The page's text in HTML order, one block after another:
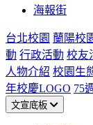
海報街
台北校園 蘭陽校
動 行政活動 校友
人物介紹 校園生
年校慶LOGO 75
文宣底板